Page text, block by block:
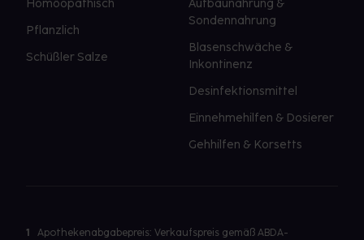
Homöopathisch
Pflanzlich
Schüßler Salze
Aufbaunahrung &
Sondennahrung
Blasenschwäche &
Inkontinenz
Desinfektionsmittel
Einnehmehilfen & Dosierer
Gehhilfen & Korsetts
1
Apothekenabgabepreis: Verkaufspreis gemäß ABDA-